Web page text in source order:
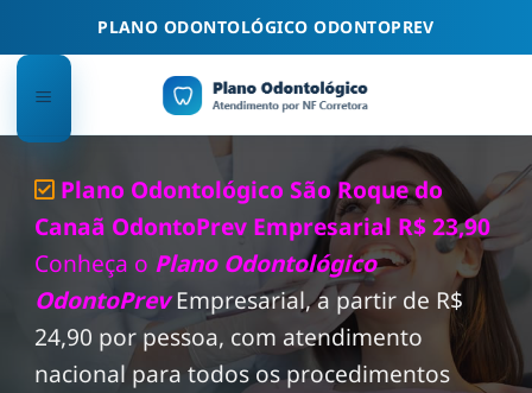
PLANO ODONTOLÓGICO ODONTOPREV
Plano Odontológico São Roque do
Canaã OdontoPrev Empresarial R$ 23,90
Conheça o Plano Odontológico
OdontoPrev Empresarial, a partir de R$
24,90 por pessoa, com atendimento
nacional para todos os procedimentos